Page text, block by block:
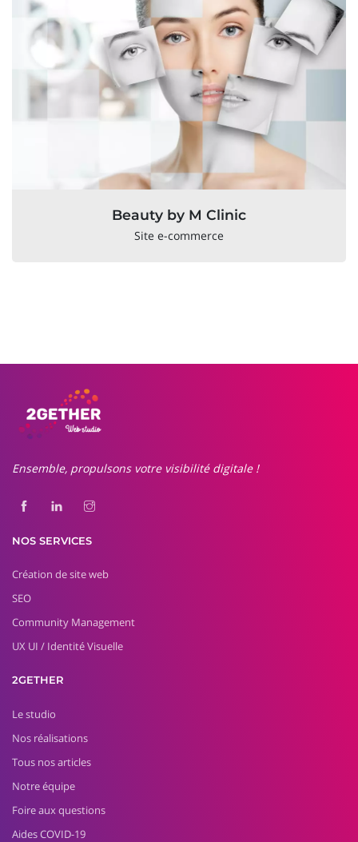
Beauty by M Clinic
Site e-commerce
Ensemble, propulsons votre visibilité digitale !
NOS SERVICES
Création de site web
SEO
Community Management
UX UI / Identité Visuelle
2GETHER
Le studio
Nos réalisations
Tous nos articles
Notre équipe
Foire aux questions
Aides COVID-19